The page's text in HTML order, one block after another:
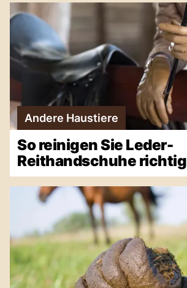
Andere Haustiere
So reinigen Sie Leder-
Reithandschuhe richtig